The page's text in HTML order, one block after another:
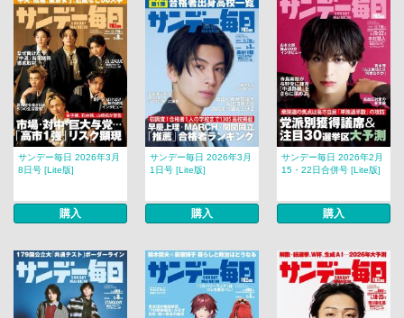
サンデー毎日 2026年3月
8日号 [Lite版]
購入
サンデー毎日 2026年3月
1日号 [Lite版]
購入
サンデー毎日 2026年2月
15・22日合併号 [Lite版]
購入